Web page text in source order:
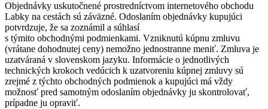
Objednávky uskutočnené prostredníctvom internetového obchodu
Labky na cestách sú záväzné. Odoslaním objednávky kupujúci
potvrdzuje, že sa zoznámil a súhlasí
s týmito obchodnými podmienkami. Vzniknutú kúpnu zmluvu
(vrátane dohodnutej ceny) nemožno jednostranne meniť. Zmluva je
uzatváraná v slovenskom jazyku. Informácie o jednotlivých
technických krokoch vedúcich k uzatvoreniu kúpnej zmluvy sú
zrejmé z týchto obchodných podmienok a kupujúci má vždy
možnosť pred samotným odoslaním objednávky ju skontrolovať,
prípadne ju opraviť.